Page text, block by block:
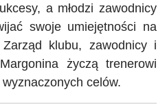
a młodzi zawodnicy
swoje umiejętności na
klubu, zawodnicy i
życzą trenerowi
celów.